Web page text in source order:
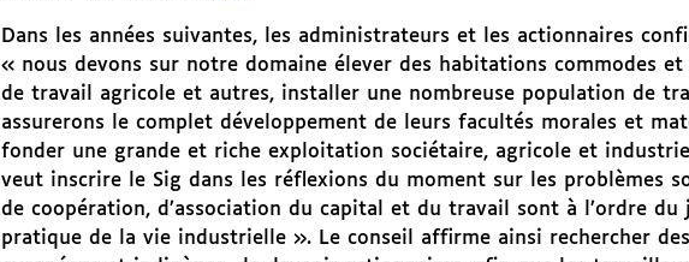
Dans les années suivantes, les administrateurs et les actionnaires
« nous devons sur notre domaine élever des habitations commodes
de travail agricole et autres, installer une nombreuse population de
assurerons le complet développement de leurs facultés morales et
fonder une grande et riche exploitation sociétaire, agricole et
veut inscrire le Sig dans les réflexions du moment sur les problèmes
de coopération, d’association du capital et du travail sont à l’ordre
pratique de la vie industrielle ». Le conseil affirme ainsi rechercher